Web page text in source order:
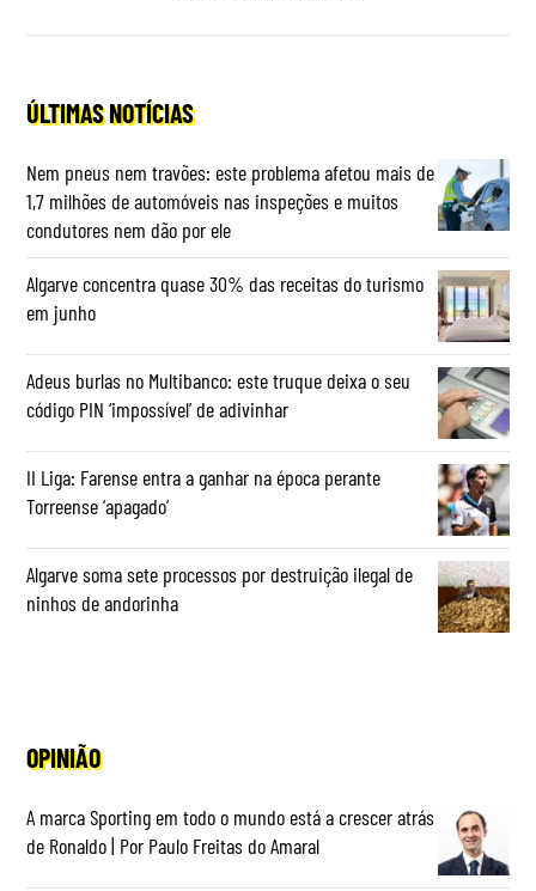
ÚLTIMAS NOTÍCIAS
Nem pneus nem travões: este problema afetou mais de
1,7 milhões de automóveis nas inspeções e muitos
condutores nem dão por ele
Algarve concentra quase 30% das receitas do turismo
em junho
Adeus burlas no Multibanco: este truque deixa o seu
código PIN ‘impossível’ de adivinhar
II Liga: Farense entra a ganhar na época perante
Torreense ‘apagado’
Algarve soma sete processos por destruição ilegal de
ninhos de andorinha
OPINIÃO
A marca Sporting em todo o mundo está a crescer atrás
de Ronaldo | Por Paulo Freitas do Amaral